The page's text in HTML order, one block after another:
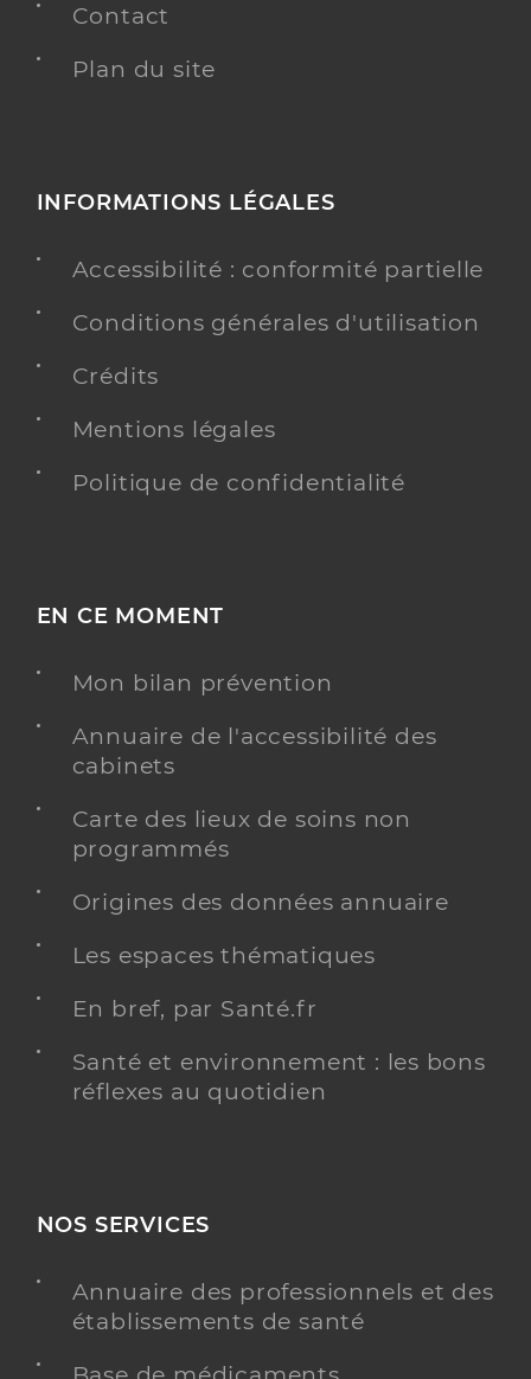
Contact
Plan du site
INFORMATIONS LÉGALES
Accessibilité : conformité partielle
Conditions générales d'utilisation
Crédits
Mentions légales
Politique de confidentialité
EN CE MOMENT
Mon bilan prévention
Annuaire de l'accessibilité des
cabinets
Carte des lieux de soins non
programmés
Origines des données annuaire
Les espaces thématiques
En bref, par Santé.fr
Santé et environnement : les bons
réflexes au quotidien
NOS SERVICES
Annuaire des professionnels et des
établissements de santé